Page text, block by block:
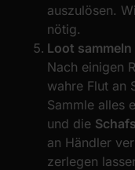
auszulösen.
nötig.
Loot sammeln
Nach einigen
wahre Flut an
Sammle alles
und die
an Händler
zerlegen